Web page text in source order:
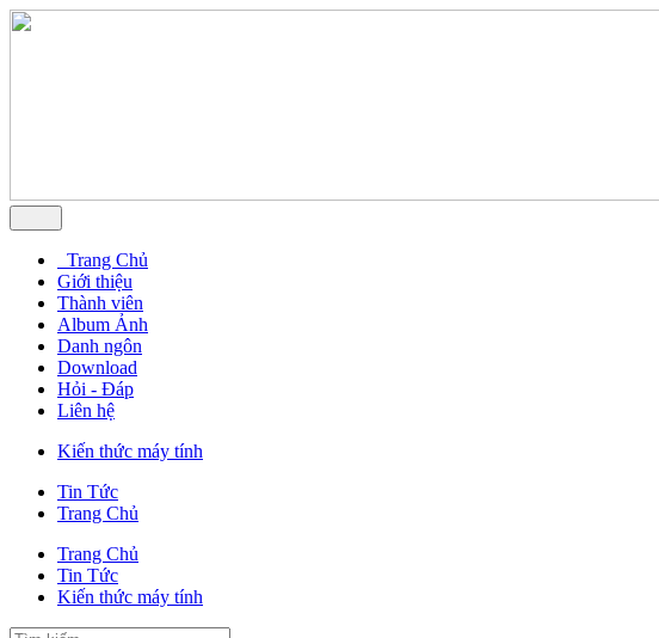
Trang Chủ
Giới thiệu
Thành viên
Album Ảnh
Danh ngôn
Download
Hỏi - Đáp
Liên hệ
Kiến thức máy tính
Tin Tức
Trang Chủ
Trang Chủ
Tin Tức
Kiến thức máy tính